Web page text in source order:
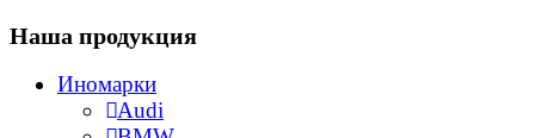
Наша продукция
Иномарки
Audi